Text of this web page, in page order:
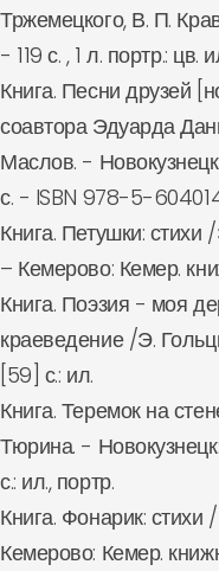
Тржемецкого, В. П.
- 119 с. , 1 л. портр.: цв.
Книга. Песни друзей
соавтора Эдуарда
Маслов. -
с. - ISBN 978-5-
Книга. Петушки: стихи
– Кемерово: Кемер.
Книга. Поэзия - моя
краеведение /Э.
[59] с.: ил.
Книга. Теремок на
Тюрина. -
с.: ил., портр.
Книга. Фонарик: стихи
Кемерово: Кемер.